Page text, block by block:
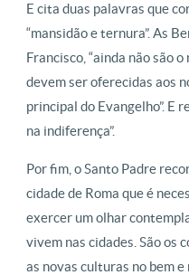
E cita duas palavras que
“mansidão e ternura”. As
Francisco, “ainda não são
devem ser oferecidas aos
principal do Evangelho”. E
na indiferença”.
Por fim, o Santo Padre
cidade de Roma que é
exercer um olhar
vivem nas cidades. São os
as novas culturas no bem e